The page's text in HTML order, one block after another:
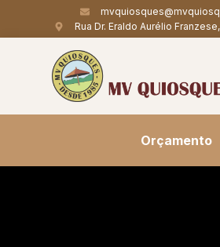
Rua Dr. Eraldo Aurélio
Orçamento